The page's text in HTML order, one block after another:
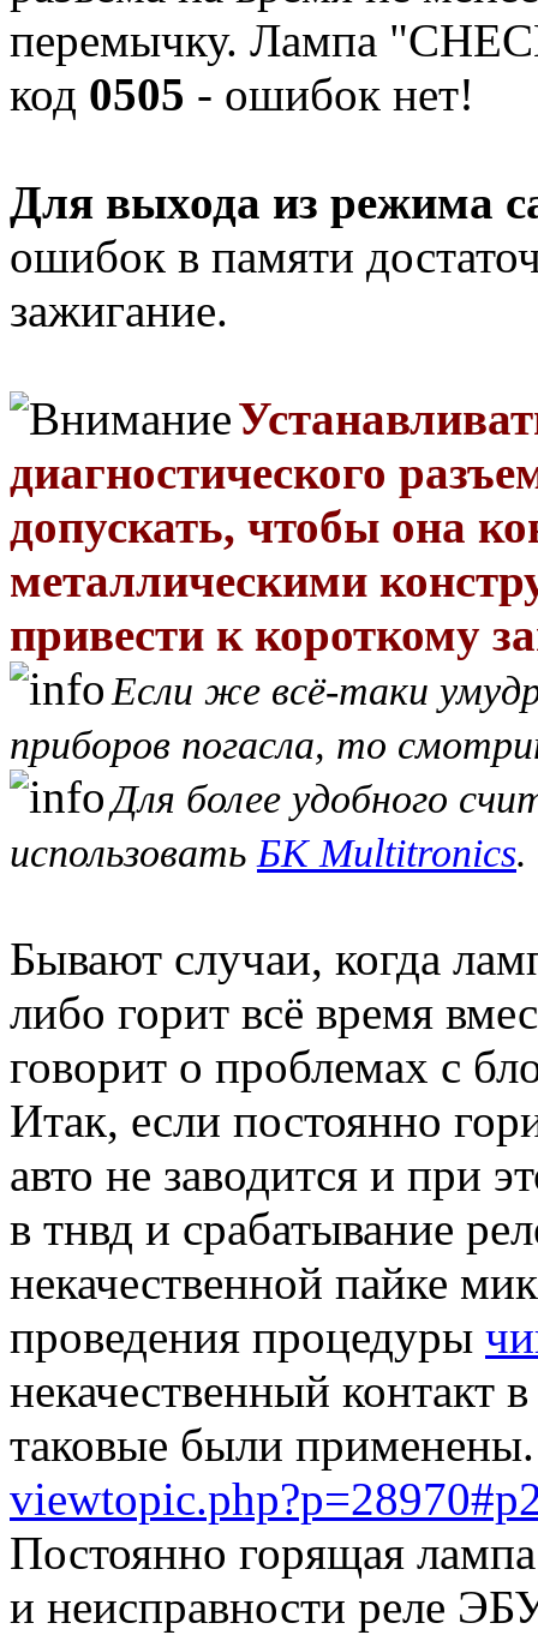
перемычку. Лампа
код 0505 - ошибок нет!
Для выхода из режима
ошибок в памяти
зажигание.
диагностического
допускать, чтобы она
металлическими
привести к короткому
Если же всё-таки
приборов погасла, то
Для более удобного
использовать БК Multitronics.
Бывают случаи, когда
либо горит всё время
говорит о проблемах с
Итак, если постоянно
авто не заводится и при
в тнвд и срабатывание
некачественной пайке
проведения процедуры
некачественный контакт
таковые были применены.
Постоянно горящая
и неисправности реле